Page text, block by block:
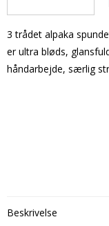
3 trådet alpaka
er ultra bløds,
håndarbejde, særlig
Beskrivelse